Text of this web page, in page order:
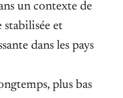
un contexte de
et
dans les pays
plus bas